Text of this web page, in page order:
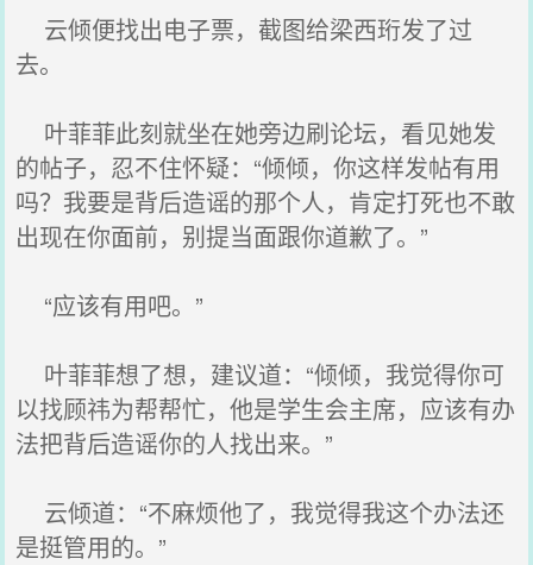
云倾便找出电子票，截图给梁西珩发了过
去。
叶菲菲此刻就坐在她旁边刷论坛，看见她发
的帖子，忍不住怀疑：“倾倾，你这样发帖有用
吗？我要是背后造谣的那个人，肯定打死也不敢
出现在你面前，别提当面跟你道歉了。”
“应该有用吧。”
叶菲菲想了想，建议道：“倾倾，我觉得你可
以找顾祎为帮帮忙，他是学生会主席，应该有办
法把背后造谣你的人找出来。”
云倾道：“不麻烦他了，我觉得我这个办法还
是挺管用的。”